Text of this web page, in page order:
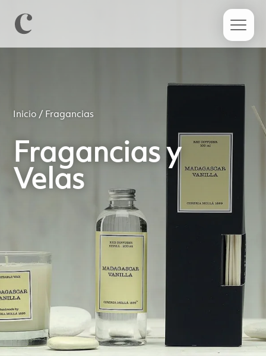
Inicio / Fragancias
Fragancias y
Velas